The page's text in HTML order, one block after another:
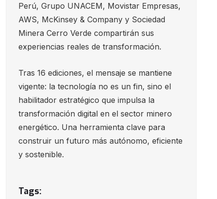
Perú, Grupo UNACEM, Movistar Empresas,
AWS, McKinsey & Company y Sociedad
Minera Cerro Verde compartirán sus
experiencias reales de transformación.
Tras 16 ediciones, el mensaje se mantiene
vigente: la tecnología no es un fin, sino el
habilitador estratégico que impulsa la
transformación digital en el sector minero
energético. Una herramienta clave para
construir un futuro más autónomo, eficiente
y sostenible.
Tags: